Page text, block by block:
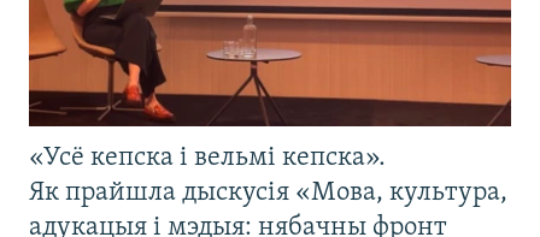
«Усё кепска і вельмі кепска».
Як прайшла дыскусія «Мова, культура,
адукацыя і мэдыя: нябачны фронт